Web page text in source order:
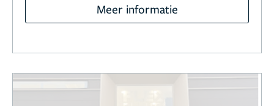
Meer informatie